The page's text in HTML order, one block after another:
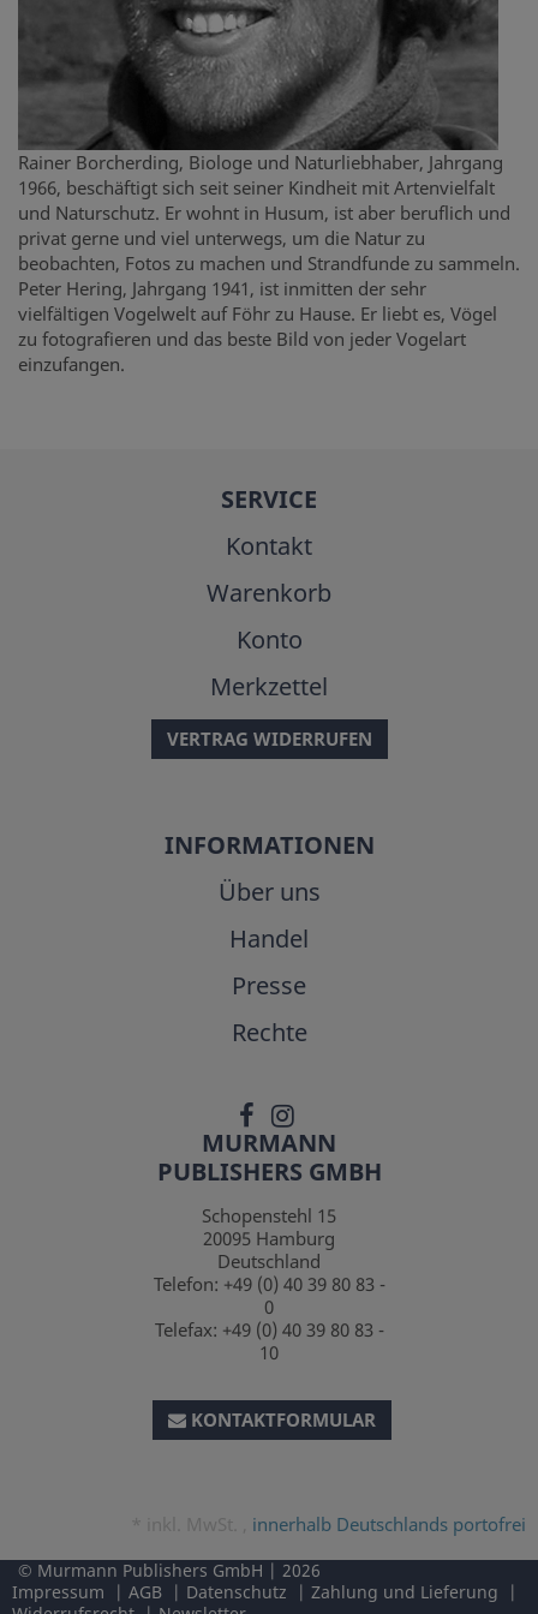
Rainer Borcherding, Biologe und Naturliebhaber, Jahrgang
1966, beschäftigt sich seit seiner Kindheit mit Artenvielfalt
und Naturschutz. Er wohnt in Husum, ist aber beruflich und
privat gerne und viel unterwegs, um die Natur zu
beobachten, Fotos zu machen und Strandfunde zu sammeln.
Peter Hering, Jahrgang 1941, ist inmitten der sehr
vielfältigen Vogelwelt auf Föhr zu Hause. Er liebt es, Vögel
zu fotografieren und das beste Bild von jeder Vogelart
einzufangen.
SERVICE
Kontakt
Warenkorb
Konto
Merkzettel
VERTRAG WIDERRUFEN
INFORMATIONEN
Über uns
Handel
Presse
Rechte
MURMANN
PUBLISHERS GMBH
Schopenstehl 15
20095 Hamburg
Deutschland
Telefon: +49 (0) 40 39 80 83 -
0
Telefax: +49 (0) 40 39 80 83 -
10
KONTAKTFORMULAR
innerhalb Deutschlands portofrei
Murmann Publishers GmbH
2026
Impressum
AGB Datenschutz
Zahlung und Lieferung